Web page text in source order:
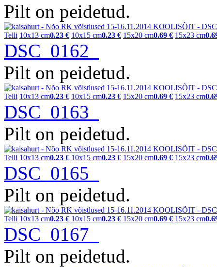
Pilt on peidetud.
Telli 10x13 cm0.23 € 10x15 cm0.23 € 15x20 cm0.69 € 15x23 cm
DSC_0162
Pilt on peidetud.
Telli 10x13 cm0.23 € 10x15 cm0.23 € 15x20 cm0.69 € 15x23 cm
DSC_0163
Pilt on peidetud.
Telli 10x13 cm0.23 € 10x15 cm0.23 € 15x20 cm0.69 € 15x23 cm
DSC_0165
Pilt on peidetud.
Telli 10x13 cm0.23 € 10x15 cm0.23 € 15x20 cm0.69 € 15x23 cm
DSC_0167
Pilt on peidetud.